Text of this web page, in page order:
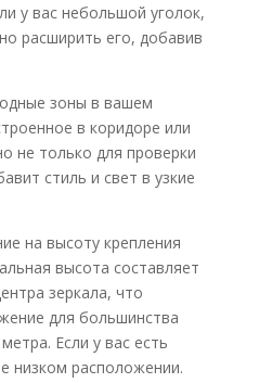
у вас небольшой уголок,
расширить его, добавив
зоны в вашем
в коридоре или
не только для проверки
стиль и свет в узкие
на высоту крепления
высота составляет
зеркала, что
для большинства
Если у вас есть
низком расположении.